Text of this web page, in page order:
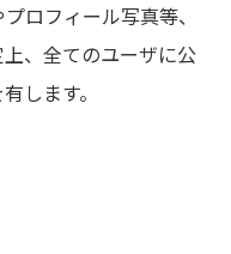
ロフィール写真等、
、全てのユーザに公
します。